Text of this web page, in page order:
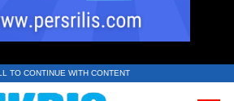
TO CONTINUE WITH CONTENT